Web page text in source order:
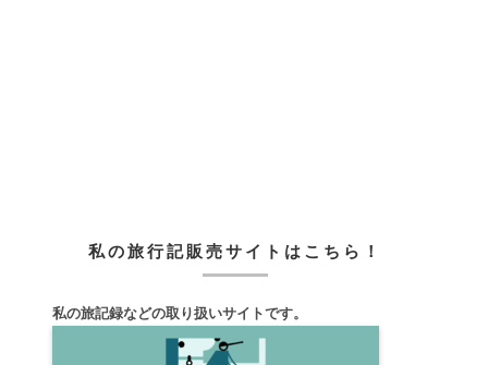
私の旅行記販売サイトはこちら！
私の旅記録などの取り扱いサイトです。